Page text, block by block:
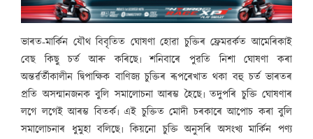
ভাৰত-মাৰ্কিন যৌথ বিবৃতিত ঘোষণা হোৱা চুক্তিৰ ফ্ৰেমৱৰ্কত আমেৰিকাই
বেছ কিছু চৰ্ত আৰু কৰিছে৷ শনিবাৰে পুৱতি নিশা ঘোষণা কৰা
অন্তৰ্ৱৰ্তীকালীন দ্বিপাক্ষিক বাণিজ্য চুক্তিৰ ৰূপৰেখাত থকা বহু চৰ্ত ভাৰতৰ
প্ৰতি অসন্মানজনক বুলি সমালোচনা আৰম্ভ হৈছে৷ তদুপৰি চুক্তি ঘোষণাৰ
লগে লগেই আৰম্ভ বিতৰ্ক৷ এই চুক্তিত মোদী চৰকাৰে আপোচ কৰা বুলি
সমালোচনাৰ ধুমুহা বলিছে৷ কিয়নো চুক্তি অনুসৰি অসংখ্য মাৰ্কিন পণ্য